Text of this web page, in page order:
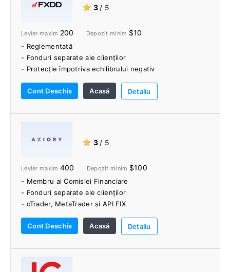
★ 3 / 5
Levier maxim 200 Depozit minim $10
- Reglementată
- Fonduri separate ale clienților
- Protecție împotriva echilibrului negativ
- Conturi fără comision
- VPS gratuit
Cont Deschis Acasă Detaliu
★ 3 / 5
Levier maxim 400 Depozit minim $100
- Membru al Comisiei Financiare
- Fonduri separate ale clienților
- cTrader, MetaTrader și API FIX
- AutoCharist
- Munca caritabila
Cont Deschis Acasă Detaliu